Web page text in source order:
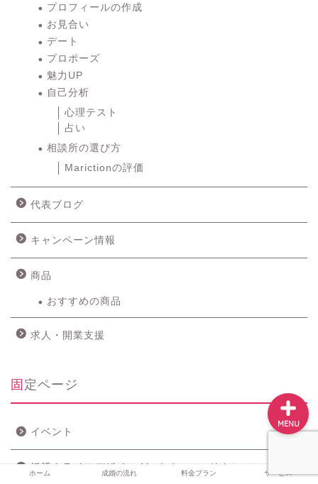
プロフィールの作成
お見合い
デート
プロポーズ
魅力UP
自己分析
心理テスト
占い
相談所の選び方
Marictionの評価
代表ブログ
キャンペーン情報
商品
おすすめの商品
求人・開業支援
固定ページ
イベント
婚活＆ライフデザイン Mariction＜マリクション＞
ホーム 成婚の流れ 料金プラン サービス
MENU
ホーム